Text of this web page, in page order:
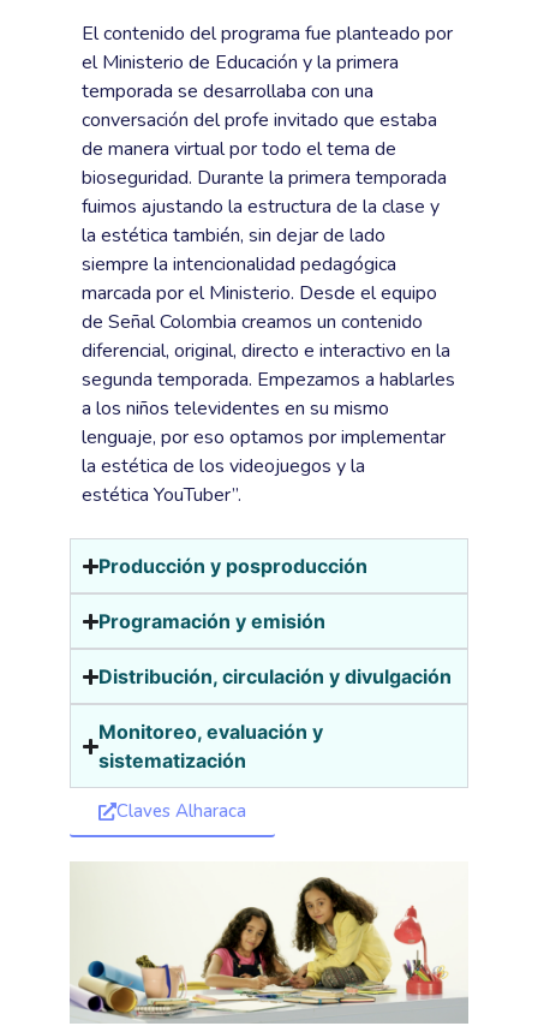
El contenido del programa fue planteado por
el Ministerio de Educación y la primera
temporada se desarrollaba con una
conversación del profe invitado que estaba
de manera virtual por todo el tema de
bioseguridad. Durante la primera temporada
fuimos ajustando la estructura de la clase y
la estética también, sin dejar de lado
siempre la intencionalidad pedagógica
marcada por el Ministerio. Desde el equipo
de Señal Colombia creamos un contenido
diferencial, original, directo e interactivo en la
segunda temporada. Empezamos a hablarles
a los niños televidentes en su mismo
lenguaje, por eso optamos por implementar
la estética de los videojuegos y la
estética YouTuber”.
Producción y posproducción
Programación y emisión
Distribución, circulación y divulgación
Monitoreo, evaluación y
sistematización
Claves Alharaca